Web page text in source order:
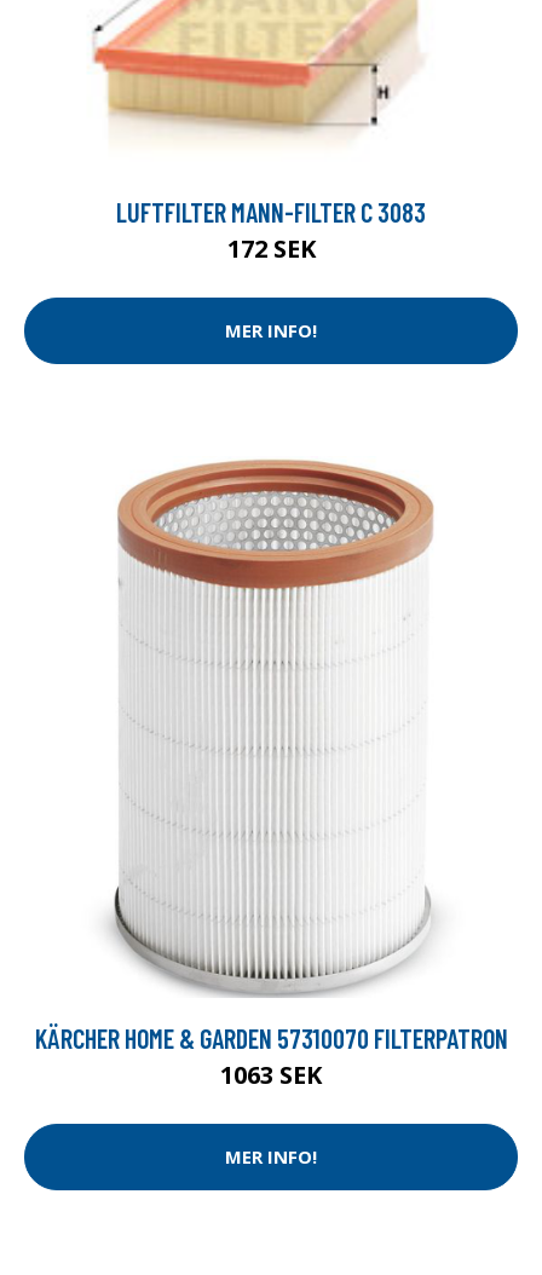
LUFTFILTER MANN-FILTER C 3083
172 SEK
MER INFO!
KÄRCHER HOME & GARDEN 57310070 FILTERPATRON
1063 SEK
MER INFO!